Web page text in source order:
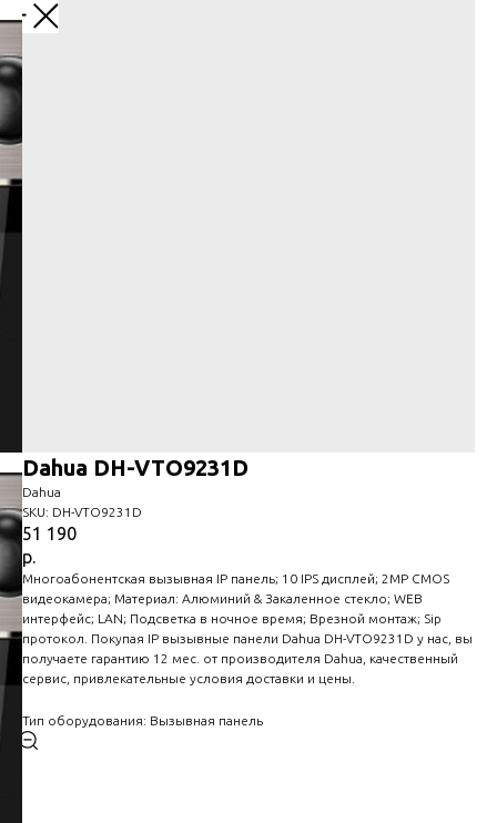
Назад
Dahua DH-VTO9231D
Dahua
SKU: DH-VTO9231D
51 190
р.
Многоабонентская вызывная IP панель; 10 IPS дисплей; 2MP CMOS
видеокамера; Материал: Алюминий & Закаленное стекло; WEB
интерфейс; LAN; Подсветка в ночное время; Врезной монтаж; Sip
протокол. Покупая IP вызывные панели Dahua DH-VTO9231D у нас, вы
получаете гарантию 12 мес. от производителя Dahua, качественный
сервис, привлекательные условия доставки и цены.
Тип оборудования: Вызывная панель